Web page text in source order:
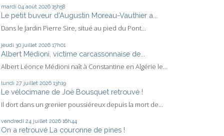
mardi 04 août 2026 15h58
Le petit buveur d'Augustin Moreau-Vauthier a...
Dans le Jardin Pierre Sire, situé au pied du Pont...
jeudi 30 juillet 2026 17h01
Albert Médioni, victime carcassonnaise de...
Albert Léonce Médioni naît à Constantine en Algérie le...
lundi 27 juillet 2026 13h19
Le vélocimane de Joë Bousquet retrouvé !
Il dort dans un grenier poussiéreux depuis la mort de...
vendredi 24 juillet 2026 16h44
On a retrouvé La couronne de pines !